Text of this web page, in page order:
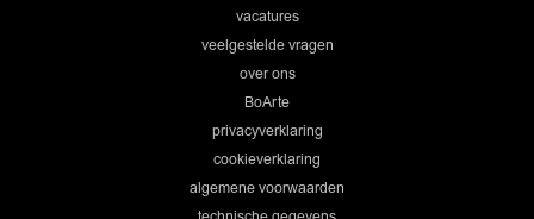
vacatures
veelgestelde vragen
over ons
BoArte
privacyverklaring
cookieverklaring
algemene voorwaarden